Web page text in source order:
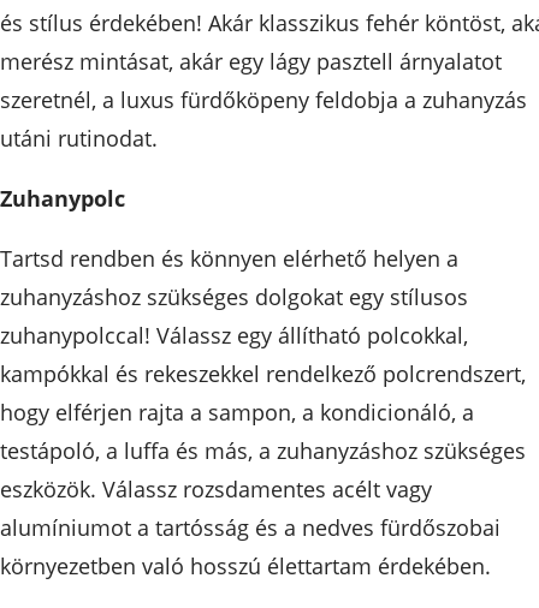
és stílus érdekében! Akár klasszikus fehér köntöst,
merész mintásat, akár egy lágy pasztell árnyalatot
szeretnél, a luxus fürdőköpeny feldobja a zuhanyzás
utáni rutinodat.
Zuhanypolc
Tartsd rendben és könnyen elérhető helyen a
zuhanyzáshoz szükséges dolgokat egy stílusos
zuhanypolccal! Válassz egy állítható polcokkal,
kampókkal és rekeszekkel rendelkező polcrendszert,
hogy elférjen rajta a sampon, a kondicionáló, a
testápoló, a luffa és más, a zuhanyzáshoz szükséges
eszközök. Válassz rozsdamentes acélt vagy
alumíniumot a tartósság és a nedves fürdőszobai
környezetben való hosszú élettartam érdekében.